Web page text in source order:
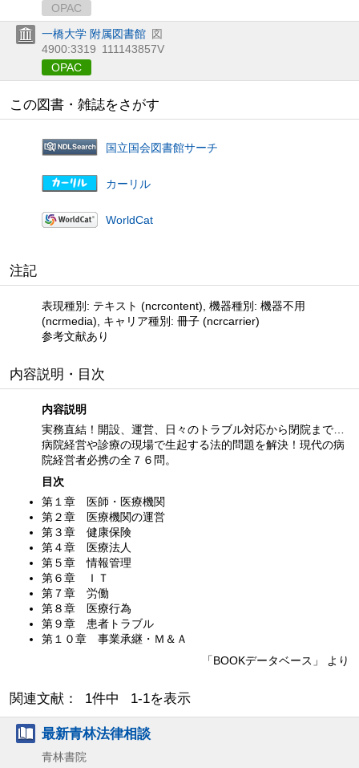
OPAC
一橋大学 附属図書館 図
4900:3319 111143857V
OPAC
この図書・雑誌をさがす
国立国会図書館サーチ
カーリル
WorldCat
注記
表現種別: テキスト (ncrcontent), 機器種別: 機器不用
(ncrmedia), キャリア種別: 冊子 (ncrcarrier)
参考文献あり
内容説明・目次
内容説明
実務直結！開設、運営、日々のトラブル対応から閉院まで…
病院経営や診療の現場で生起する法的問題を解決！現代の病
院経営者必携の全７６問。
目次
第１章 医師・医療機関
第２章 医療機関の運営
第３章 健康保険
第４章 医療法人
第５章 情報管理
第６章 ＩＴ
第７章 労働
第８章 医療行為
第９章 患者トラブル
第１０章 事業承継・Ｍ＆Ａ
「BOOKデータベース」 より
関連文献： 1件中 1-1を表示
最新青林法律相談
青林書院